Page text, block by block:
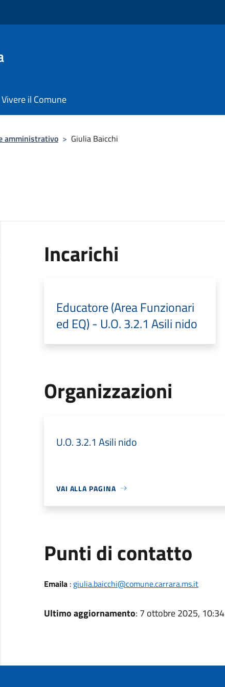
Vivere il Comune
amministrativo > Giulia Baicchi
Incarichi
Educatore (Area Funzionari
ed EQ) - U.O. 3.2.1 Asili nido
Organizzazioni
U.O. 3.2.1 Asili nido
VAI ALLA PAGINA
Punti di contatto
Emaila: giulia.baicchi@comune.carrara.ms.it
Ultimo aggiornamento: 7 ottobre 2025, 10:34